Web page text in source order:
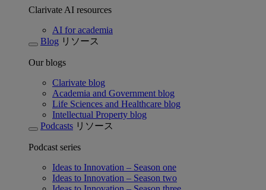
Clarivate AI resources
AI for academia
Blog リソース
Our blogs
Clarivate blog
Academia and Government blog
Life Sciences and Healthcare blog
Intellectual Property blog
Podcasts リソース
Podcast series
Ideas to Innovation – Season one
Ideas to Innovation – Season two